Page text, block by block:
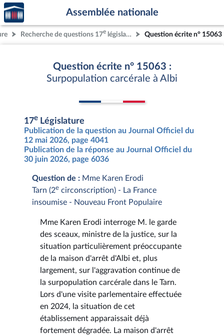
Aller au contenu
Aller en bas de la page
Accèder
à la
page
d'accueil
Assemblée nationale
Recherche de questions 17e législature Question écrite n° 15063
Question écrite n° 15063 :
Surpopulation carcérale à Albi
17e Législature
Publication de la question au Journal Officiel du
12 mai 2026, page 4041
Publication de la réponse au Journal Officiel du
30 juin 2026, page 6036
Question de : Mme Karen Erodi
Tarn (2e circonscription) - La France
insoumise - Nouveau Front Populaire
Mme Karen Erodi interroge M. le garde
des sceaux, ministre de la justice, sur la
situation particulièrement préoccupante
de la maison d'arrêt d'Albi et, plus
largement, sur l'aggravation continue de
la surpopulation carcérale dans le Tarn.
Lors d'une visite parlementaire effectuée
en 2024, la situation de cet
établissement apparaissait déjà
fortement dégradée. La maison d'arrêt